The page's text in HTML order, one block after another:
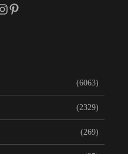
(6063)
(2329)
(269)